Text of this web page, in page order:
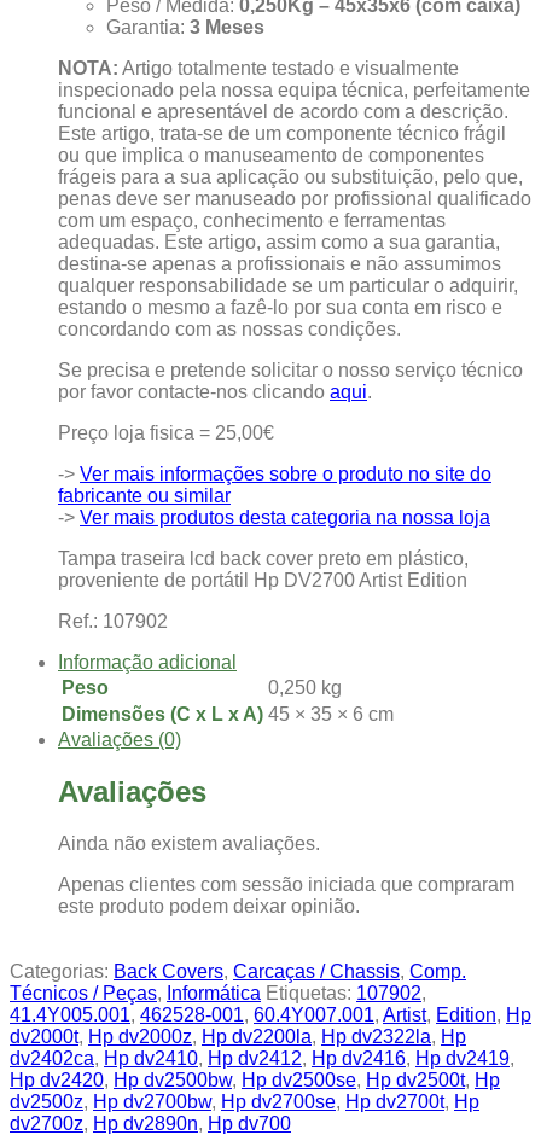
Peso / Medida: 0,250Kg – 45x35x6 (com caixa)
Garantia: 3 Meses
NOTA: Artigo totalmente testado e visualmente
inspecionado pela nossa equipa técnica, perfeitamente
funcional e apresentável de acordo com a descrição.
Este artigo, trata-se de um componente técnico frágil
ou que implica o manuseamento de componentes
frágeis para a sua aplicação ou substituição, pelo que,
penas deve ser manuseado por profissional qualificado
com um espaço, conhecimento e ferramentas
adequadas. Este artigo, assim como a sua garantia,
destina-se apenas a profissionais e não assumimos
qualquer responsabilidade se um particular o adquirir,
estando o mesmo a fazê-lo por sua conta em risco e
concordando com as nossas condições.
Se precisa e pretende solicitar o nosso serviço técnico
por favor contacte-nos clicando aqui.
Preço loja fisica = 25,00€
-> Ver mais informações sobre o produto no site do
fabricante ou similar
-> Ver mais produtos desta categoria na nossa loja
Tampa traseira lcd back cover preto em plástico,
proveniente de portátil Hp DV2700 Artist Edition
Ref.: 107902
Informação adicional
Peso
0,250 kg
Dimensões (C x L x A) 45 × 35 × 6 cm
Avaliações (0)
Avaliações
Ainda não existem avaliações.
Apenas clientes com sessão iniciada que compraram
este produto podem deixar opinião.
Categorias: Back Covers, Carcaças / Chassis, Comp.
Técnicos / Peças, Informática Etiquetas: 107902,
41.4Y005.001, 462528-001, 60.4Y007.001, Artist, Edition, Hp
dv2000t, Hp dv2000z, Hp dv2200la, Hp dv2322la, Hp
dv2402ca, Hp dv2410, Hp dv2412, Hp dv2416, Hp dv2419,
Hp dv2420, Hp dv2500bw, Hp dv2500se, Hp dv2500t, Hp
dv2500z, Hp dv2700bw, Hp dv2700se, Hp dv2700t, Hp
dv2700z, Hp dv2890n, Hp dv700